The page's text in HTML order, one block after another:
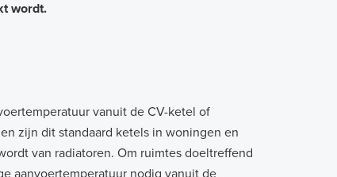
wordt.
vanuit de CV-ketel of
zijn dit standaard ketels in woningen en
van radiatoren. Om ruimtes doeltreffend
aanvoertemperatuur nodig vanuit de